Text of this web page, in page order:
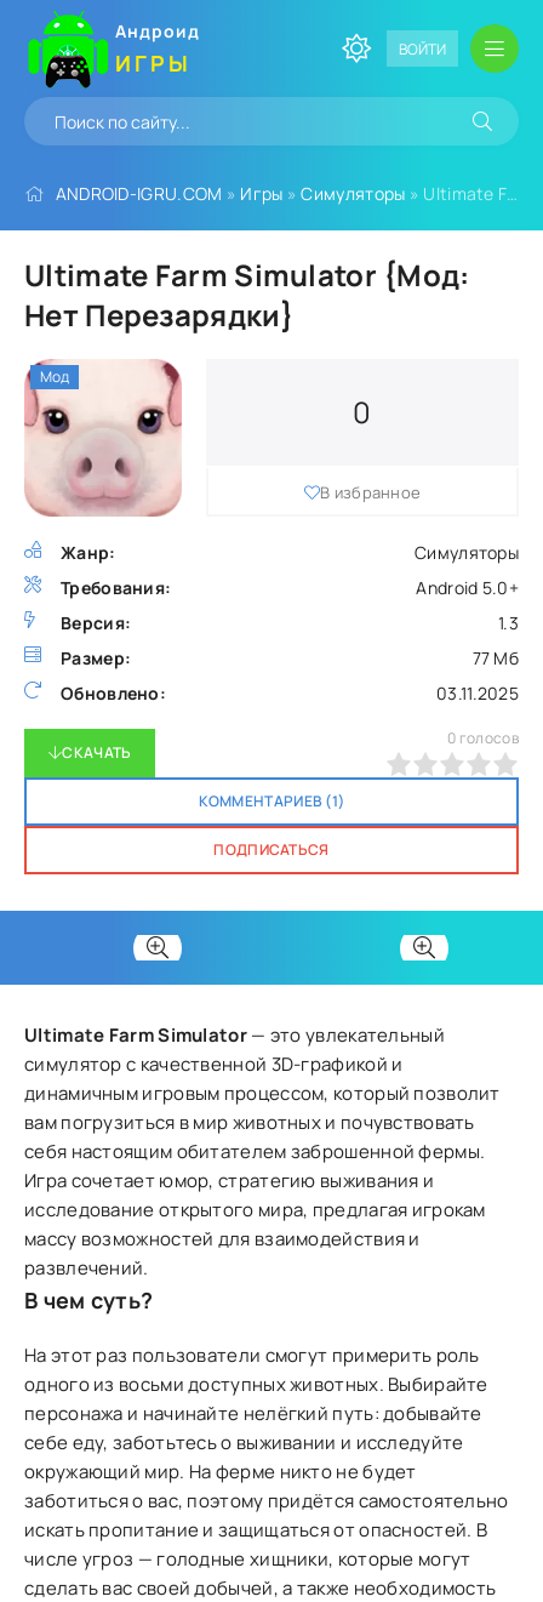
Андроид
ИГРЫ ВОЙТИ
ANDROID-IGRU.COM » Игры »Симуляторы » Ultimate Farm Simulator {Мод: Нет Перезарядки}
Ultimate Farm Simulator {Мод:
Нет Перезарядки}
Жанр:
Симуляторы
Требования:
Android 5.0+
Версия:
1.3
Размер:
77 Мб
Обновлено:
03.11.2025
0
В избранное
СКАЧАТЬ
КОММЕНТАРИЕВ (1)
ПОДПИСАТЬСЯ
0 голосов
Мод
Ultimate Farm Simulator— это увлекательный
симулятор с качественной 3D-графикой и
динамичным игровым процессом, который позволит
вам погрузиться в мир животных и почувствовать
себя настоящим обитателем заброшенной фермы.
Игра сочетает юмор, стратегию выживания и
исследование открытого мира, предлагая игрокам
массу возможностей для взаимодействия и
развлечений.
В чем суть?
На этот раз пользователи смогут примерить роль
одного из восьми доступных животных. Выбирайте
персонажа и начинайте нелёгкий путь: добывайте
себе еду, заботьтесь о выживании и исследуйте
окружающий мир. На ферме никто не будет
заботиться о вас, поэтому придётся самостоятельно
искать пропитание и защищаться от опасностей. В
числе угроз — голодные хищники, которые могут
сделать вас своей добычей, а также необходимость